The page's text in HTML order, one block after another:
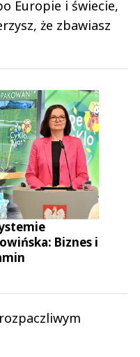
Europie i świecie,
że zbawiasz
Biznes i